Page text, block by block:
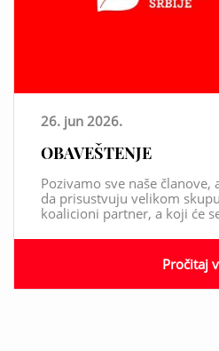
26. jun 2026.
OBAVEŠTENJE
Pozivamo sve naše
da prisustvuju velikom
koalicioni partner, a koji će
Pročitaj